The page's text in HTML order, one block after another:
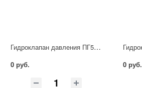
Гидроклапан давления ПГ54-32М
0 руб. 0 руб.